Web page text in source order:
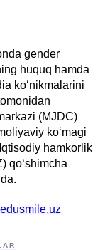
gender
huquq hamda
ko‘nikmalarini
(MJDC)
ko‘magi
hamkorlik
qo‘shimcha
edusmile.uz